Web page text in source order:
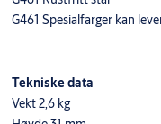
G461 Spesialfarger kan
Tekniske data
Vekt 2,6 kg